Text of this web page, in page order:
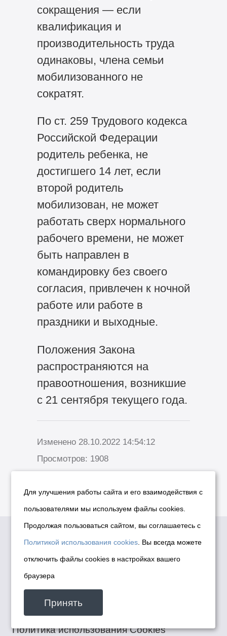
сокращения — если
квалификация и
производительность труда
одинаковы, члена семьи
мобилизованного не
сократят.
По ст. 259 Трудового кодекса
Российской Федерации
родитель ребенка, не
достигшего 14 лет, если
второй родитель
мобилизован, не может
работать сверх нормального
рабочего времени, не может
быть направлен в
командировку без своего
согласия, привлечен к ночной
работе или работе в
праздники и выходные.
Положения Закона
распространяются на
правоотношения, возникшие
с 21 сентября текущего года.
Изменено 28.10.2022 14:54:12
Просмотров: 1908
© Департамент информационной политики мэрии
города Новосибирска, 2026
Политика использования Cookies
Для улучшения работы сайта и его взаимодействия с
пользователями мы используем файлы cookies.
Продолжая пользоваться сайтом, вы соглашаетесь с
Политикой использования cookies . Вы всегда можете
отключить файлы cookies в настройках вашего
браузера
Принять